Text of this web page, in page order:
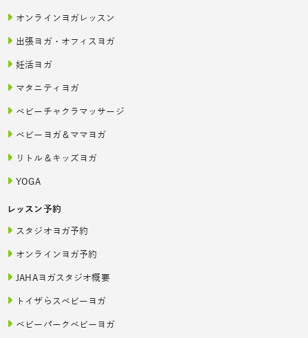
オンラインヨガレッスン
出張ヨガ・オフィスヨガ
妊活ヨガ
マタニティヨガ
ベビーチャクラマッサージ
ベビーヨガ＆ママヨガ
リトル＆キッズヨガ
YOGA
レッスン予約
スタジオヨガ予約
オンラインヨガ予約
JAHAヨガスタジオ概要
トイザらスベビーヨガ
ベビーパークベビーヨガ